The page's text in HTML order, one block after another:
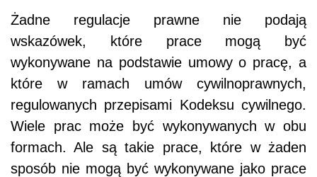
Żadne regulacje prawne nie podają
wskazówek, które prace mogą być
wykonywane na podstawie umowy o pracę, a
które w ramach umów cywilnoprawnych,
regulowanych przepisami Kodeksu cywilnego.
Wiele prac może być wykonywanych w obu
formach. Ale są takie prace, które w żaden
sposób nie mogą być wykonywane jako prace